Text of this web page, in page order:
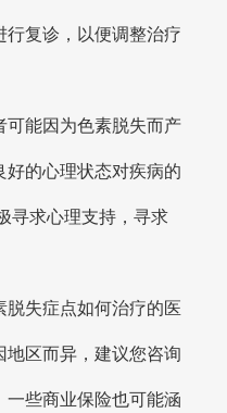
行复诊，以便调整治疗
可能因为色素脱失而产
好的心理状态对疾病的
寻求心理支持，寻求
脱失症点如何治疗的医
地区而异，建议您咨询
一些商业保险也可能涵